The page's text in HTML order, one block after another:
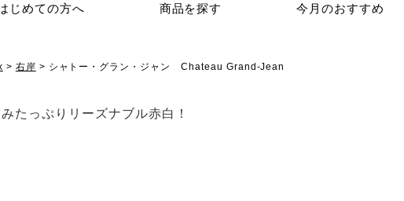
じめての方へ 商品を探す 今月のおすすめ
右岸 シャトー・グラン・ジャン Chateau Grand-Jean
みたっぷりリーズナブル赤白！